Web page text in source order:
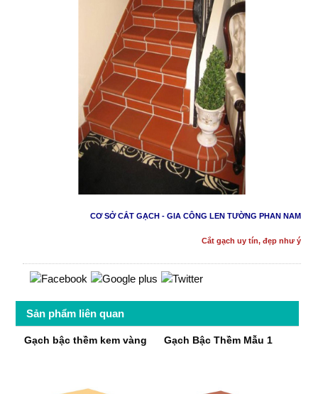
CƠ SỞ CẮT GẠCH - GIA CÔNG LEN TƯỜNG PHAN NAM
Cắt gạch uy tín, đẹp như ý
Sản phẩm liên quan
Gạch bậc thềm kem vàng Gạch Bậc Thềm Mẫu 1